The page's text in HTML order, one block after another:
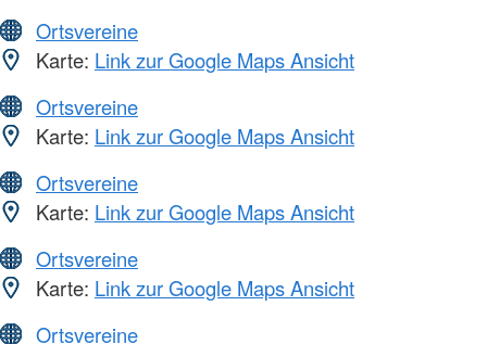
Ortsvereine
Karte: Link zur Google Maps Ansicht
Ortsvereine
Karte: Link zur Google Maps Ansicht
Ortsvereine
Karte: Link zur Google Maps Ansicht
Ortsvereine
Karte: Link zur Google Maps Ansicht
Ortsvereine